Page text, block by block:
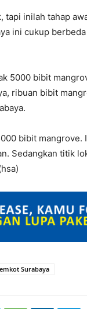
tapi inilah tahap
ini cukup
5000 bibit
ribuan bibit
bibit
Sedangkan titik
Surabaya